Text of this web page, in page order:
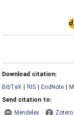
Download citation:
BibTeX |RIS |EndNote |
Send citation to:
Mendeley
Zotero